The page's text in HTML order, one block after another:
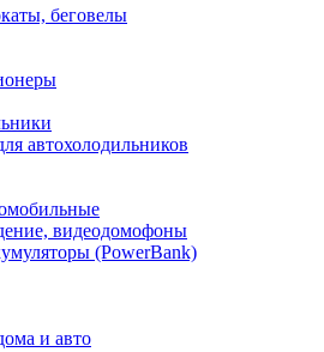
беговелы
автохолодильников
видеодомофоны
(PowerBank)
и авто